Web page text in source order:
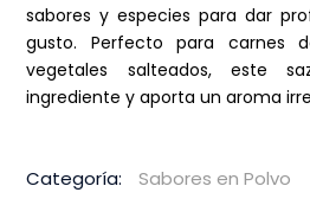
sabores y especies para dar
gusto. Perfecto para carnes
vegetales salteados, este
ingrediente y aporta un aroma
Categoría: Sabores en Polvo